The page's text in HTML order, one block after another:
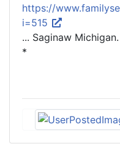
https://
i=515
... Saginaw Michigan.
*